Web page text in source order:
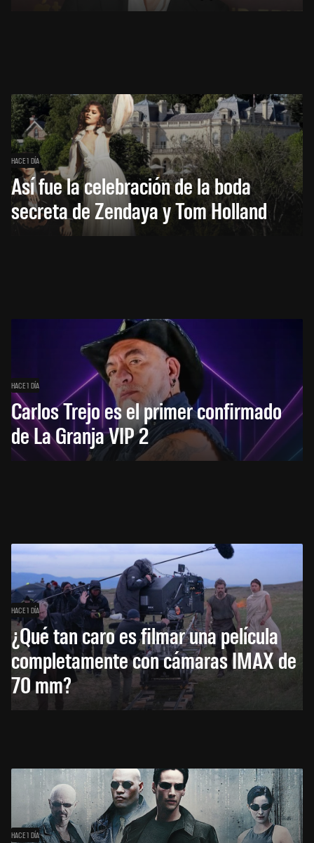
HACE 1 DÍA
Así fue la celebración de la boda
secreta de Zendaya y Tom Holland
HACE 1 DÍA
Carlos Trejo es el primer confirmado
de La Granja VIP 2
HACE 1 DÍA
¿Qué tan caro es filmar una película
completamente con cámaras IMAX de
70 mm?
HACE 1 DÍA